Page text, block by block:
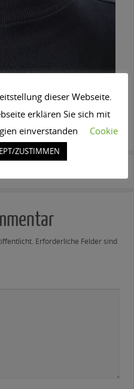
DIESENPERMALINK.
Erforderliche Felder sind
dieser Webseite.
erklären Sie sich mit
einverstanden
Cookie
ZUSTIMMEN